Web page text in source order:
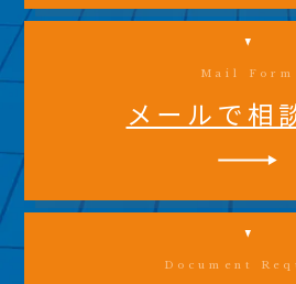
Mail Form
メールで相
Document